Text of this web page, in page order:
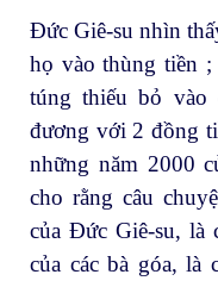
Đức Giê-su nhìn
họ vào thùng tiền
túng thiếu bỏ vào
đương với 2 đồng
những năm 2000
cho rằng câu
của Đức Giê-su, là
của các bà góa, là